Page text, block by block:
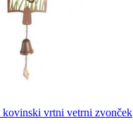
kovinski vrtni vetrni zvonček